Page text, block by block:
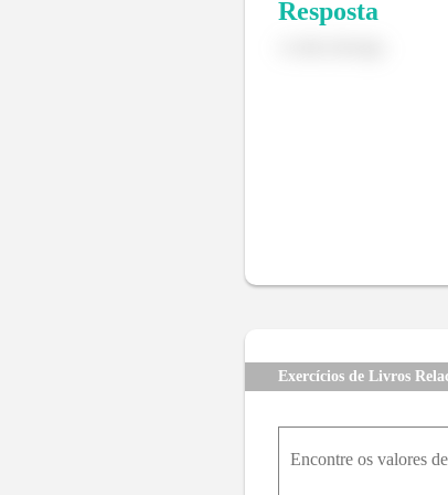
Resposta
Exercícios de Livros
Encontre os valores